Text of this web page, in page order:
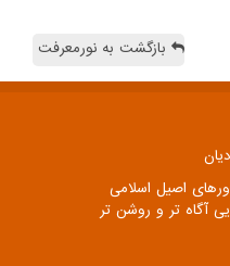
بازگشت به نورمعرفت
اصیل اسلامی
آگاه تر و روشن تر